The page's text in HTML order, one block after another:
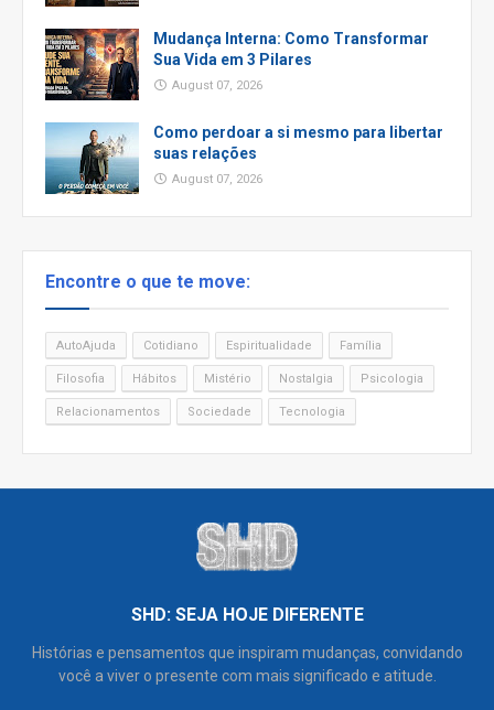
Mudança Interna: Como Transformar
Sua Vida em 3 Pilares
August 07, 2026
Como perdoar a si mesmo para libertar
suas relações
August 07, 2026
Encontre o que te move:
AutoAjuda Cotidiano Espiritualidade Família
Filosofia Hábitos Mistério Nostalgia Psicologia
Relacionamentos Sociedade Tecnologia
SHD: SEJA HOJE DIFERENTE
Histórias e pensamentos que inspiram mudanças, convidando
você a viver o presente com mais significado e atitude.